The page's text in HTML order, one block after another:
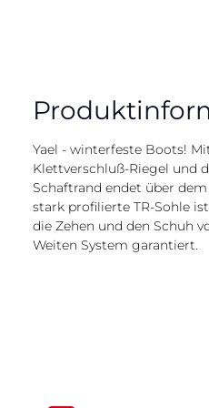
Yael - winterfeste Boots!
Klettverschluß-Riegel und
Schaftrand endet über
stark profilierte TR-Sohle
die Zehen und den Schuh
Weiten System garantiert.